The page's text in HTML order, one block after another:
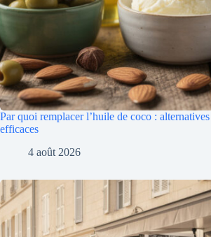
Par quoi remplacer l’huile de coco :
efficaces
4 août 2026